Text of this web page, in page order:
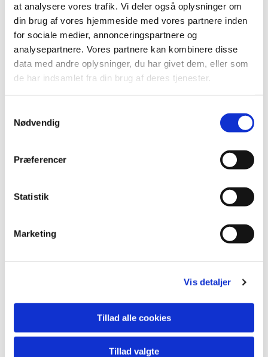
at analysere vores trafik. Vi deler også oplysninger om
din brug af vores hjemmeside med vores partnere inden
for sociale medier, annonceringspartnere og
analysepartnere. Vores partnere kan kombinere disse
data med andre oplysninger, du har givet dem, eller som
de har indsamlet fra din brug af deres tjenester.
Nødvendig
Præferencer
Statistik
Marketing
Vis detaljer
Tillad alle cookies
Tillad valgte
Den1. maj er der mulighed for at invitere familie
og venner til at komme og se,
hvad vi har lavet. Det erkl. 16:30denne dag.
Du vil måske også kunne
lide...